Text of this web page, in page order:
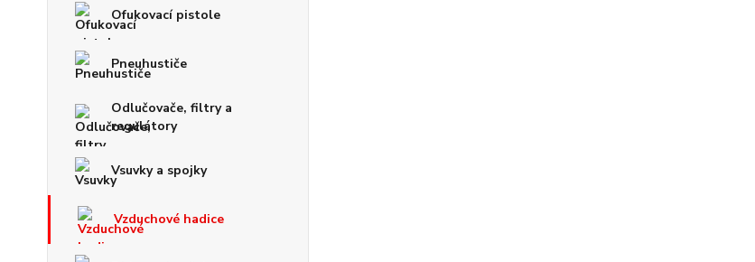
Ofukovací pistole
Pneuhustiče
Odlučovače, filtry a
regulátory
Vsuvky a spojky
Vzduchové hadice